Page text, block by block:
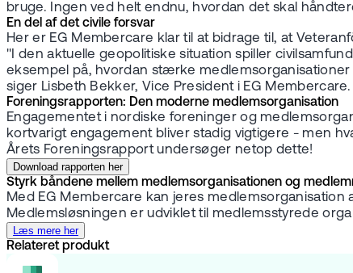
bruge. Ingen ved helt endnu, hvordan det skal
En del af det civile forsvar
Her er EG Membercare klar til at bidrage til, at
"I den aktuelle geopolitiske situation spiller
eksempel på, hvordan stærke
siger Lisbeth Bekker, Vice President i EG Membercare.
Foreningsrapporten: Den moderne medlemsorganisation
Engagementet i nordiske foreninger og
kortvarigt engagement bliver stadig vigtigere - men
Årets Foreningsrapport undersøger netop dette!
Download rapporten her
Styrk båndene mellem medlemsorganisationen og
Med EG Membercare kan jeres
Medlemsløsningen er udviklet til medlemsstyrede
Læs mere her
Relateret produkt